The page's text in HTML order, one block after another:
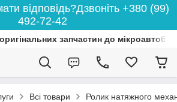
відповідь?Дзвоніть +380 (99)
492-72-42
запчастин до
Всі товари Ролик натяжного